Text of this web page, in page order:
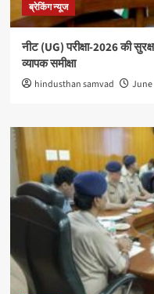
ब्रेकिंग न्यूज
नीट (UG) परीक्षा-2026 की
व्यापक समीक्षा
hindusthan samvad June